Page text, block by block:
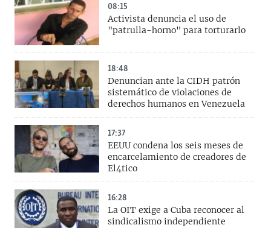
08:15
Activista denuncia el uso de
"patrulla-horno" para torturarlo
18:48
Denuncian ante la CIDH patrón
sistemático de violaciones de
derechos humanos en Venezuela
17:37
EEUU condena los seis meses de
encarcelamiento de creadores de
El4tico
16:28
La OIT exige a Cuba reconocer al
sindicalismo independiente